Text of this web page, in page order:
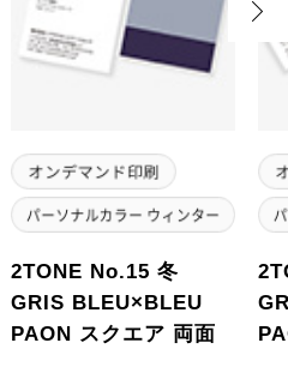
2TONE No.15 冬
GRIS BLEU×BLEU
PAON スクエア 両面